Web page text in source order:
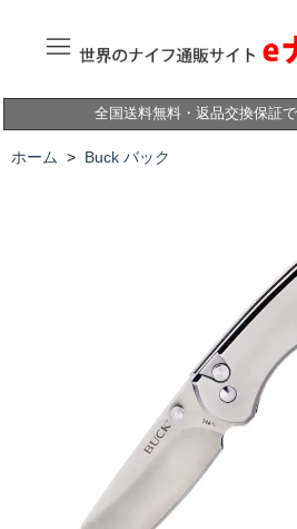
全国送料無料・返品交換保証
ホーム > Buck バック